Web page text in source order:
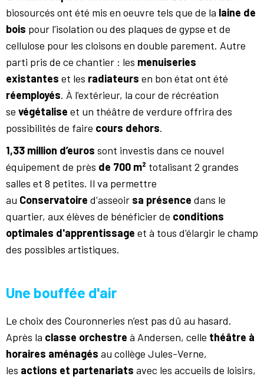
biosourcés ont été mis en oeuvre tels que de la laine de
bois pour l'isolation ou des plaques de gypse et de
cellulose pour les cloisons en double parement. Autre
parti pris de ce chantier : les menuiseries
existantes et les radiateurs en bon état ont été
réemployés. À l'extérieur, la cour de récréation
se végétalise et un théâtre de verdure offrira des
possibilités de faire cours dehors.
1,33 million d’euros sont investis dans ce nouvel
équipement de près de 700 m² totalisant 2 grandes
salles et 8 petites. Il va permettre
au Conservatoire d'asseoir sa présence dans le
quartier, aux élèves de bénéficier de conditions
optimales d'apprentissage et à tous d'élargir le champ
des possibles artistiques.
Une bouffée d'air
Le choix des Couronneries n’est pas dû au hasard.
Après la classe orchestre à Andersen, celle théâtre à
horaires aménagés au collège Jules-Verne,
les actions et partenariats avec les accueils de loisirs,